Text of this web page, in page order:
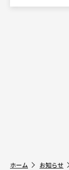
ホーム お知らせ